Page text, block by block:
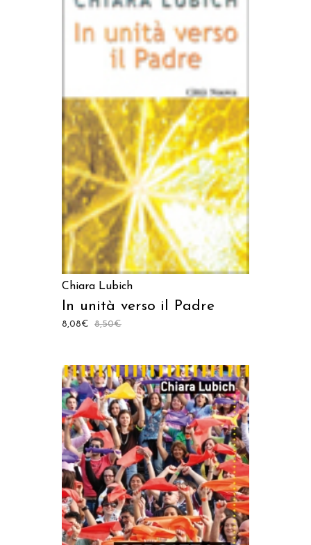
AGGIUNGI AL CARRELLO
Chiara Lubich
In unità verso il Padre
8,50€
8,08€
AGGIUNGI AL CARRELLO